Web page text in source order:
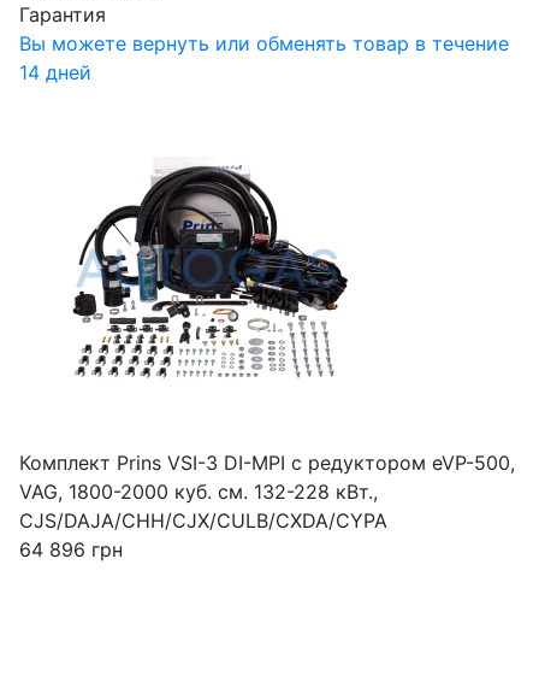
Гарантия
Вы можете вернуть или обменять товар в течение
14 дней
Комплект Prins VSI-3 DI-MPI c редуктором eVP-500,
VAG, 1800-2000 куб. см. 132-228 кВт.,
CJS/DAJA/CHH/CJX/CULB/CXDA/CYPA
64 896 грн